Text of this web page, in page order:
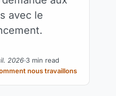
avec le
2026 3 min read
nous travaillons